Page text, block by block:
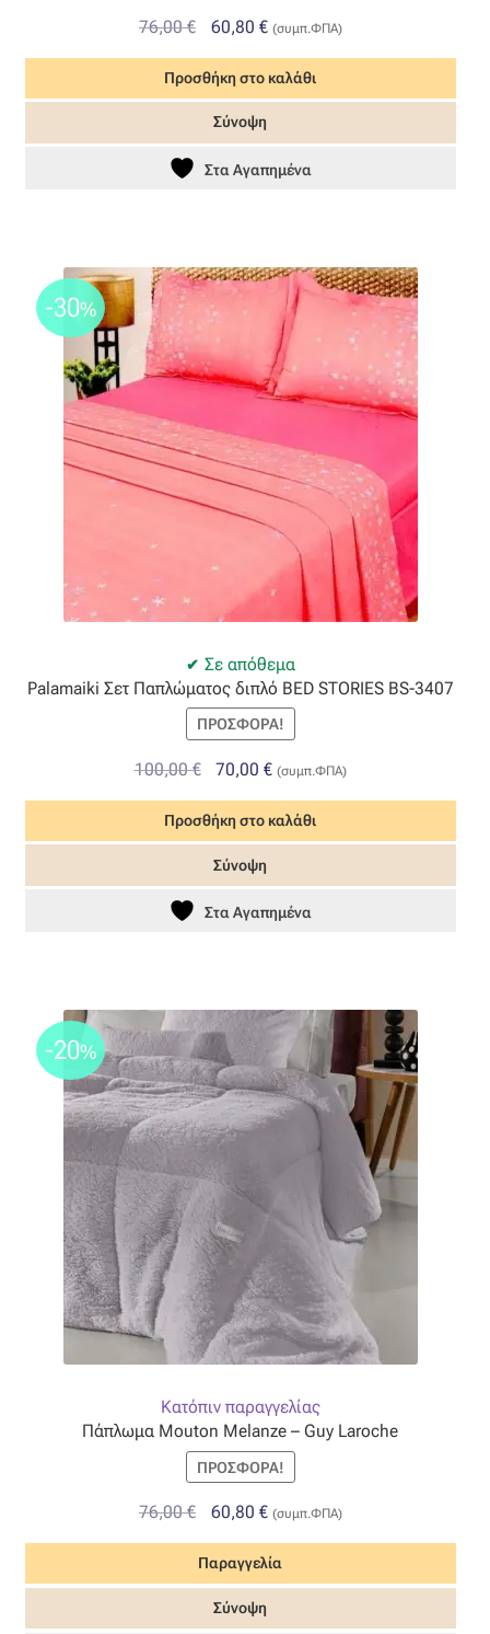
76,00€
Original
was:
76,00 €.
60,80 €Η
τιμή
είναι:
(συμπ.ΦΠΑ)
Προσθήκη στο καλάθι
Σύνοψη
Στα Αγαπημένα
Σε απόθεμα
-30%
Palamaiki Σετ Παπλώματος διπλό BED STORIES BS-3407
ΠΡΟΣΦΟΡΆ!
100,00€
Original
price
was:
100,00 €.
70,00€Η
τρέχουσα
τιμή
είναι:
(συμπ.ΦΠΑ)
Προσθήκη στο καλάθι
Σύνοψη
Στα Αγαπημένα
Κατόπιν παραγγελίας
-20%
Πάπλωμα Mouton Melanze – Guy Laroche
ΠΡΟΣΦΟΡΆ!
76,00€
Original
price
was:
76,00 €.
60,80 €Η
τρέχουσα
τιμή
είναι:
(συμπ.ΦΠΑ)
Παραγγελία
Σύνοψη